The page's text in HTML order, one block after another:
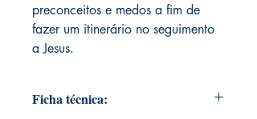
preconceitos e medos a fim de
fazer um itinerário no seguimento
a Jesus.
Ficha técnica: